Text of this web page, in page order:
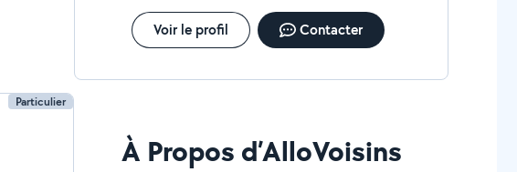
Voir le profil Contacter
Particulier
À Propos d’AlloVoisins